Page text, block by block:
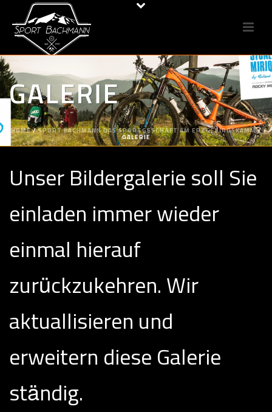
GALERIE
HOME/SPORT BACHMANN DAS SPORTGESCHÄFT AM ERZGEBIRGSKAMM/
GALERIE
Unser Bildergalerie soll Sie
einladen immer wieder
einmal hierauf
zurückzukehren. Wir
aktuallisieren und
erweitern diese Galerie
ständig.